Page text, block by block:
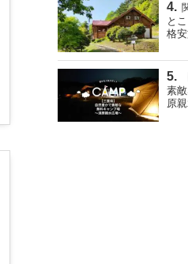
と
格
素
原